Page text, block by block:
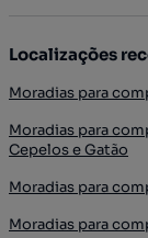
Localizações
Moradias para
Moradias para
Cepelos e Gatão
Moradias para
Moradias para